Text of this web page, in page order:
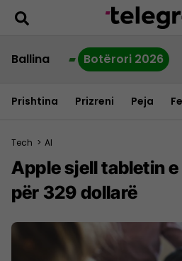
Ballina Botërori 2026
Prishtina Prizreni Peja
Tech > AI
Apple sjell tabletin
për 329 dollarë